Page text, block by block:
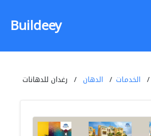
Buildeey
الخدمات الدهان رغدان للدهانات